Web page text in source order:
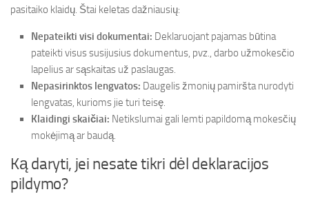
pasitaiko klaidų. Štai keletas dažniausių:
Nepateikti visi dokumentai: Deklaruojant pajamas būtina
pateikti visus susijusius dokumentus, pvz., darbo užmokesčio
lapelius ar sąskaitas už paslaugas.
Nepasirinktos lengvatos: Daugelis žmonių pamiršta nurodyti
lengvatas, kurioms jie turi teisę.
Klaidingi skaičiai: Netikslumai gali lemti papildomą mokesčių
mokėjimą ar baudą.
Ką daryti, jei nesate tikri dėl deklaracijos
pildymo?